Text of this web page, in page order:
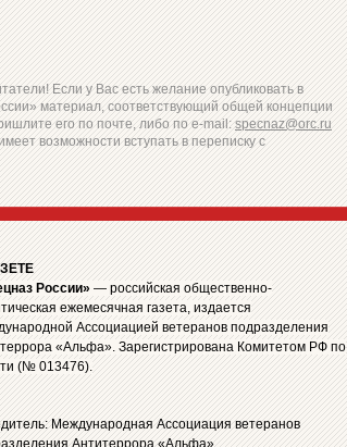
Если у Вас есть желание опубликовать в
материал, соответствующий общей концепции
его по почте, либо по e-mail:specnaz@orc.ru
возможности вступать в переписку с
России» — российская общественно-
ежемесячная газета, издается
Ассоциацией ветеранов подразделения
«Альфа». Зарегистрирована Комитетом РФ по
(№ 013476).
Международная Ассоциация ветеранов
Антитеррора «Альфа»